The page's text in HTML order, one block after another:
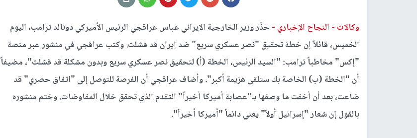
وكالات - النجاح الإخباري - حذّر وزير الخارجية الإيراني عباس عراقجي الرئيس الأميركي دونالد ترامب، اليوم
الخميس، قائلاً إن خطة تحقيق "نصر عسكري سريع" ضد إيران قد فشلت. وكتب عراقجي في منشور عبر منصة
"إكس" مخاطباً ترامب: "السيد الرئيس، الخطة (أ) لتحقيق نصر عسكري سريع وبدون مشكلة قد فشلت"، مضيفاً
أن "الخطة (ب) الخاصة بك ستلقى هزيمة أكبر". وأضاف عراقجي أن الفرصة للتوصل إلى "اتفاق حصري" قد
ضاعت، بعد أن أخفت ما وصفها بـ"عصابة أميركا أخيراً" التقدم الذي تحقق خلال المفاوضات. وختم منشوره
بالقول إن شعار "إسرائيل أولاً" يعني دائماً "أميركا أخيراً".